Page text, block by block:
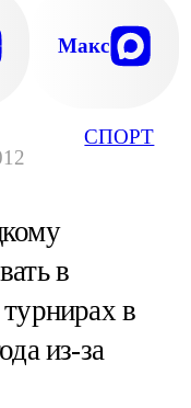
СПОРТ
В
ИЗ
Макс
в
в
из-за